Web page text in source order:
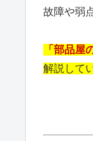
故障や弱
「部品屋
解説して